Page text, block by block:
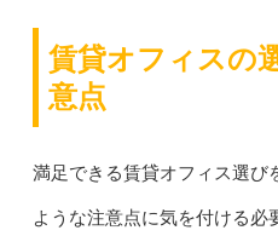
賃貸オフィスの
意点
満足できる賃貸オフィス選び
ような注意点に気を付ける必